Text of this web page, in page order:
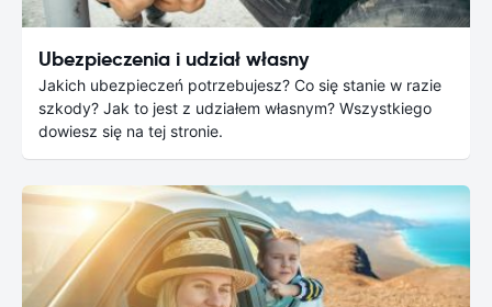
Ubezpieczenia i udział własny
Jakich ubezpieczeń potrzebujesz? Co się stanie w razie
szkody? Jak to jest z udziałem własnym? Wszystkiego
dowiesz się na tej stronie.